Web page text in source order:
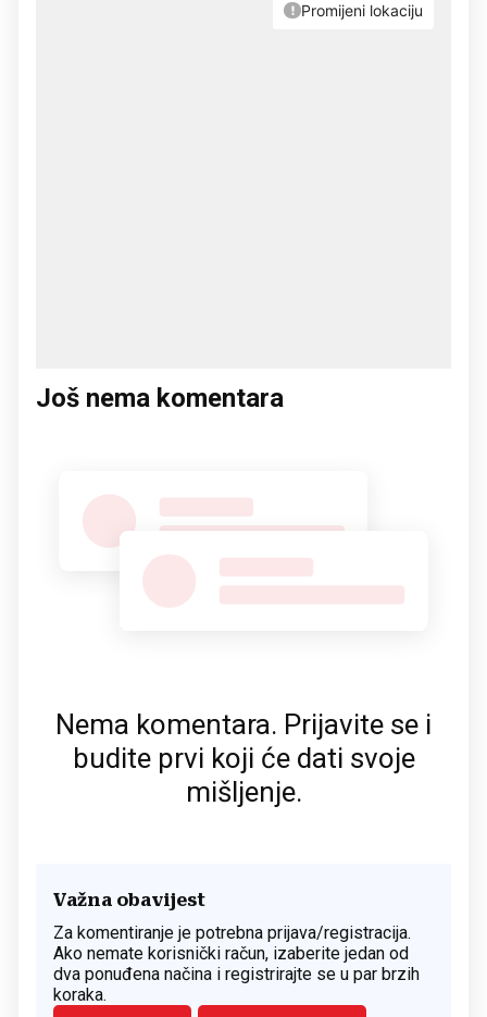
Još nema komentara
Nema komentara. Prijavite se i
budite prvi koji će dati svoje
mišljenje.
Važna obavijest
Za komentiranje je potrebna prijava/registracija.
Ako nemate korisnički račun, izaberite jedan od
dva ponuđena načina i registrirajte se u par brzih
koraka.